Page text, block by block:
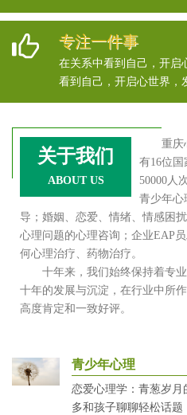
专注一件事
在关系中看到自己，开启
看到自己，开启心世界，
关于我们
ABOUT US
重庆心
有16位
50000人
青少年心
导；婚姻、恋爱、情绪、情感困
心理问题的心理咨询；企业EAP
何心理治疗、药物治疗。
十年来，我们始终保持着专业
十年的发展与沉淀，在行业中所
高度肯定和一致好评。
青少年心理
恋爱心理学：青葱岁月
多和孩子聊聊轻松话题